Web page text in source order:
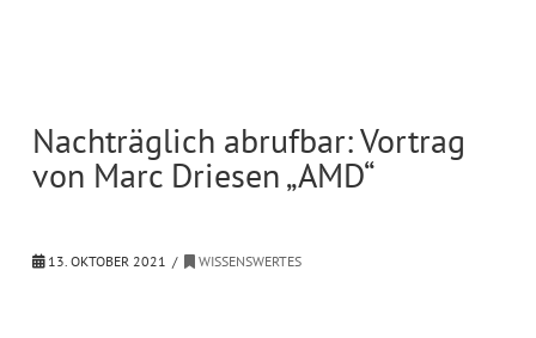
Nachträglich abrufbar: Vortrag
von Marc Driesen „AMD“
13. OKTOBER 2021 WISSENSWERTES